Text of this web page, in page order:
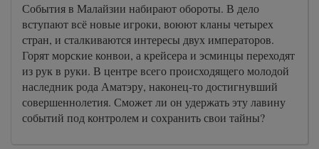
События в Малайзии набирают обороты. В дело
вступают всё новые игроки, воюют кланы четырех
стран, и сталкиваются интересы двух императоров.
Горят морские конвои, а крейсера и эсминцы переходят
из рук в руки. В центре всего происходящего молодой
наследник рода Аматэру, наконец-то достигнувший
совершеннолетия. Сможет ли он удержать эту лавину
событий под контролем и сохранить свои тайны?